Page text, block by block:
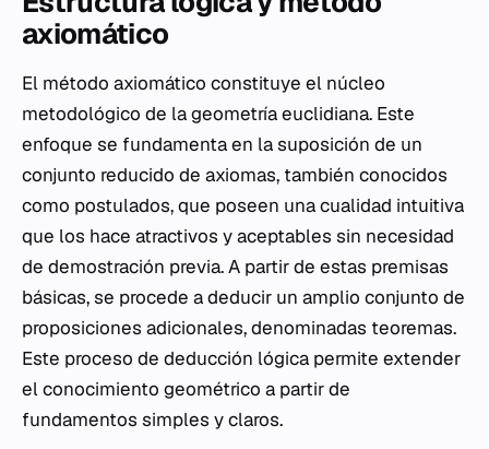
axiomático
El método axiomático constituye el núcleo
metodológico de la geometría euclidiana. Este
enfoque se fundamenta en la suposición de un
conjunto reducido de axiomas, también conocidos
como postulados, que poseen una cualidad intuitiva
que los hace atractivos y aceptables sin necesidad
de demostración previa. A partir de estas premisas
básicas, se procede a deducir un amplio conjunto de
proposiciones adicionales, denominadas teoremas.
Este proceso de deducción lógica permite extender
el conocimiento geométrico a partir de
fundamentos simples y claros.